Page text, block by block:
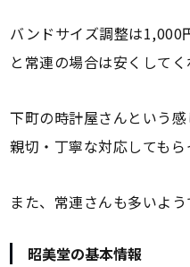
バンドサイズ調整は1,000
と常連の場合は安くして
下町の時計屋さんという
親切・丁寧な対応してもら
また、常連さんも多いよ
昭美堂の基本情報